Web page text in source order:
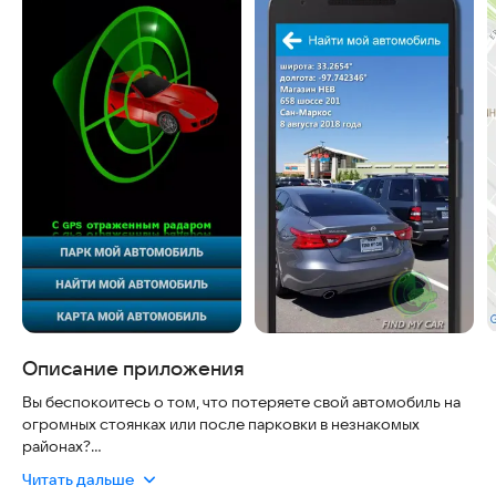
Описание приложения
Вы беспокоитесь о том, что потеряете свой автомобиль на
огромных стоянках или после парковки в незнакомых
районах?
Найти мой автомобиль — это мощное приложение для
Читать дальше